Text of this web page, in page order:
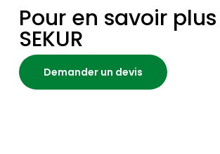
Pour en savoir
SEKUR
Demander un devis